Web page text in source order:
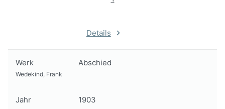
Details
Werk Abschied
Wedekind, Frank
Jahr 1903